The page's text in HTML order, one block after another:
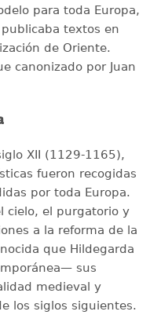
para toda Europa,
textos en
de Oriente.
canonizado por Juan
XII (1129-1165),
fueron recogidas
por toda Europa.
cielo, el purgatorio y
a la reforma de la
que Hildegarda
sus
medieval y
los siglos siguientes.